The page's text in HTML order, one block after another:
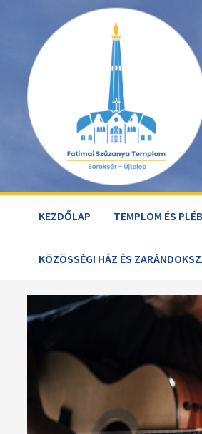
KEZDŐLAP TEMPLOM ÉS
KÖZÖSSÉGI HÁZ ÉS